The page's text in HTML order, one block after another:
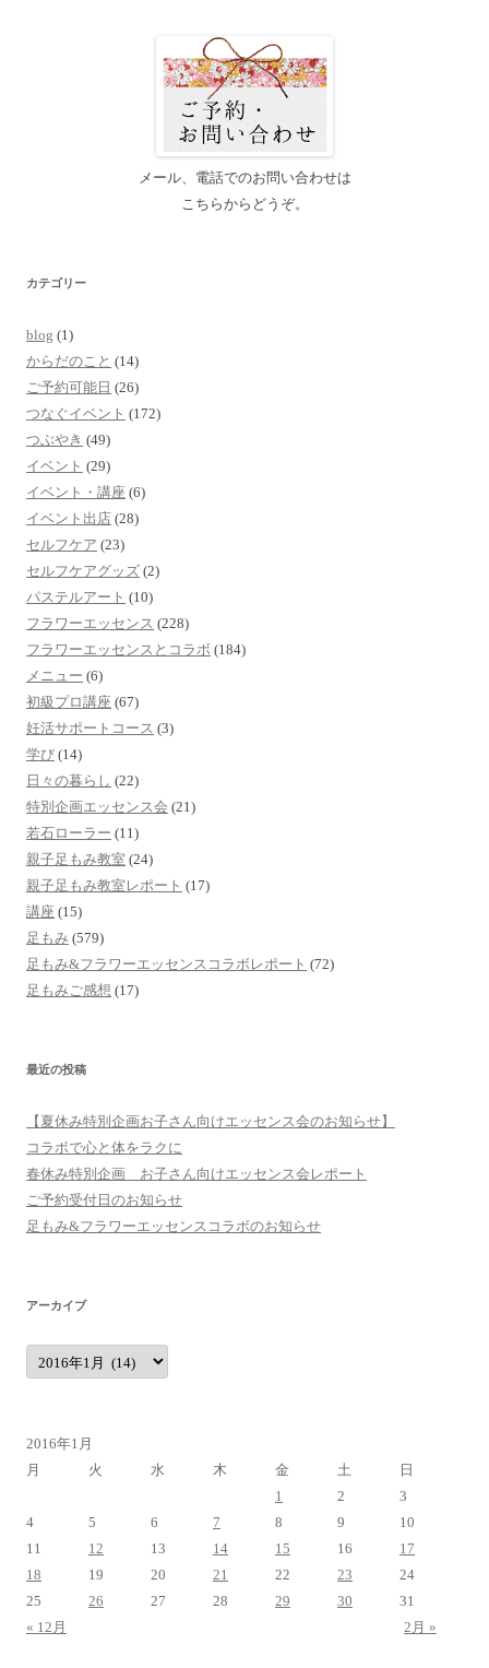
メール、電話でのお問い合わせは
こちらからどうぞ。
カテゴリー
blog (1)
からだのこと (14)
ご予約可能日 (26)
つなぐイベント (172)
つぶやき (49)
イベント (29)
イベント・講座 (6)
イベント出店 (28)
セルフケア (23)
セルフケアグッズ (2)
パステルアート (10)
フラワーエッセンス (228)
フラワーエッセンスとコラボ (184)
メニュー (6)
初級プロ講座 (67)
妊活サポートコース (3)
学び (14)
日々の暮らし (22)
特別企画エッセンス会 (21)
若石ローラー (11)
親子足もみ教室 (24)
親子足もみ教室レポート (17)
講座 (15)
足もみ (579)
足もみ&フラワーエッセンスコラボレポート (72)
足もみご感想 (17)
最近の投稿
【夏休み特別企画お子さん向けエッセンス会のお知らせ】
コラボで心と体をラクに
春休み特別企画 お子さん向けエッセンス会レポート
ご予約受付日のお知らせ
足もみ&フラワーエッセンスコラボのお知らせ
アーカイブ
ア
ー
カ
2016年1月
月
火 水 木 金 土
日
1
2
3
4
5 6 7 8 9
10
11
12 13 14 15 16
17
18
19 20 21 22 23
24
25
26 27 28 29 30
31
« 12月
2月 »